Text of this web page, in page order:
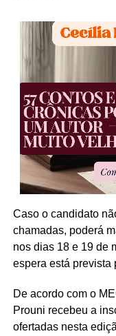
Caso o candidato
chamadas, poderá
nos dias 18 e 19 de
espera está prevista
De acordo com o
Prouni recebeu a
ofertadas nesta